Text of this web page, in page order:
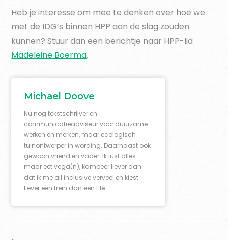
Heb je interesse om mee te denken over hoe we
met de IDG’s binnen HPP aan de slag zouden
kunnen? Stuur dan een berichtje naar HPP-lid
Madeleine Boerma.
Michael Doove
Nu nog tekstschrijver en
communicatieadviseur voor duurzame
werken en merken, maar ecologisch
tuinontwerper in wording. Daarnaast ook
gewoon vriend en vader. Ik lust alles
maar eet vega(n), kampeer liever dan
dat ik me all inclusive verveel en kiest
liever een trein dan een file.